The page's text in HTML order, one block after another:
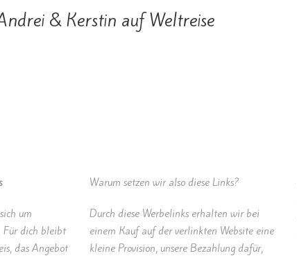
& Kerstin auf Weltreise
um
Für dich bleibt
das Angebot
Warum setzen wir also diese Links?
Durch diese Werbelinks erhalten wir bei
einem Kauf auf der verlinkten Website eine
kleine Provision, unsere Bezahlung dafür,